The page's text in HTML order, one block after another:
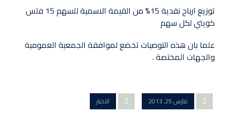
توزيع ارباح نقدية 15% من القيمة الاسمية للسهم 15 فلس
كويتي لكل سهم
علما بان هذه التوصيات تخضع لموافقة الجمعية العمومية
والجهات المختصة .‏
مارس 25, 2013 الاخبار